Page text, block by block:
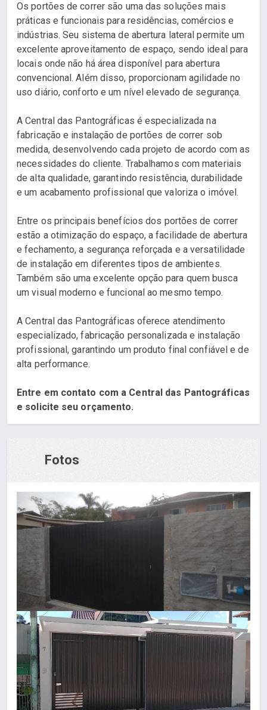
Os portões de correr são uma das soluções mais
práticas e funcionais para residências, comércios e
indústrias. Seu sistema de abertura lateral permite um
excelente aproveitamento de espaço, sendo ideal para
locais onde não há área disponível para abertura
convencional. Além disso, proporcionam agilidade no
uso diário, conforto e um nível elevado de segurança.
A Central das Pantográficas é especializada na
fabricação e instalação de portões de correr sob
medida, desenvolvendo cada projeto de acordo com as
necessidades do cliente. Trabalhamos com materiais
de alta qualidade, garantindo resistência, durabilidade
e um acabamento profissional que valoriza o imóvel.
Entre os principais benefícios dos portões de correr
estão a otimização do espaço, a facilidade de abertura
e fechamento, a segurança reforçada e a versatilidade
de instalação em diferentes tipos de ambientes.
Também são uma excelente opção para quem busca
um visual moderno e funcional ao mesmo tempo.
A Central das Pantográficas oferece atendimento
especializado, fabricação personalizada e instalação
profissional, garantindo um produto final confiável e de
alta performance.
Entre em contato com a Central das Pantográficas
e solicite seu orçamento.
Fotos